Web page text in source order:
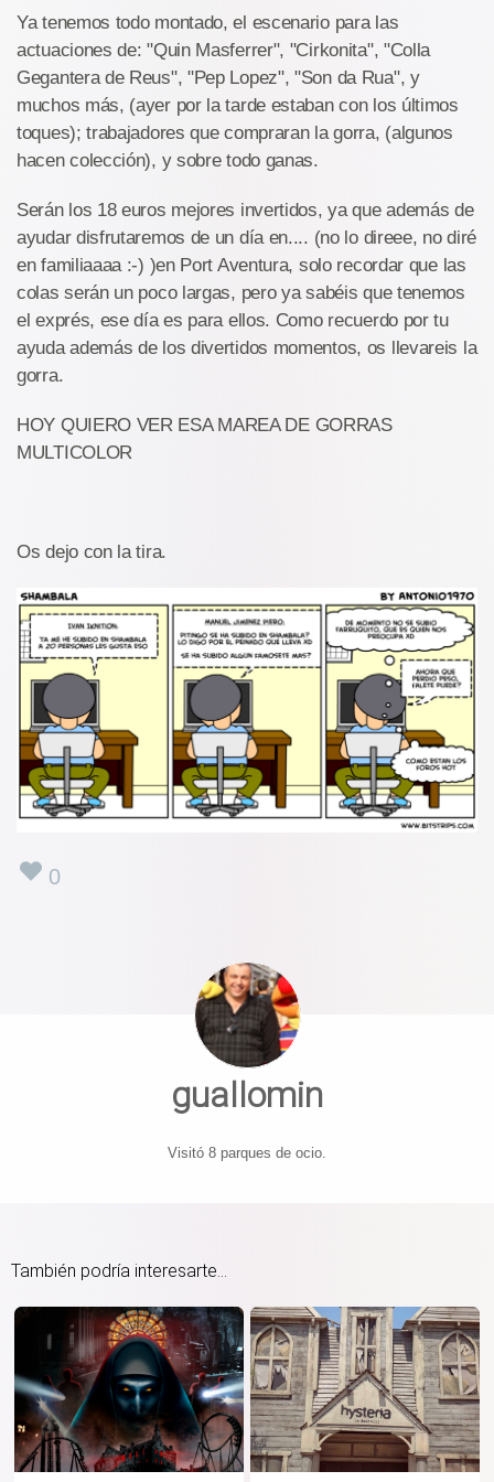
Ya tenemos todo montado, el escenario para las
actuaciones de: "Quin Masferrer", "Cirkonita", "Colla
Gegantera de Reus", "Pep Lopez", "Son da Rua", y
muchos más, (ayer por la tarde estaban con los últimos
toques); trabajadores que compraran la gorra, (algunos
hacen colección), y sobre todo ganas.
Serán los 18 euros mejores invertidos, ya que además de
ayudar disfrutaremos de un día en.... (no lo direee, no diré
en familiaaaa :-) )en Port Aventura, solo recordar que las
colas serán un poco largas, pero ya sabéis que tenemos
el exprés, ese día es para ellos. Como recuerdo por tu
ayuda además de los divertidos momentos, os llevareis la
gorra.
HOY QUIERO VER ESA MAREA DE GORRAS
MULTICOLOR
Os dejo con la tira.
0
guallomin
Visitó 8 parques de ocio.
También podría interesarte...